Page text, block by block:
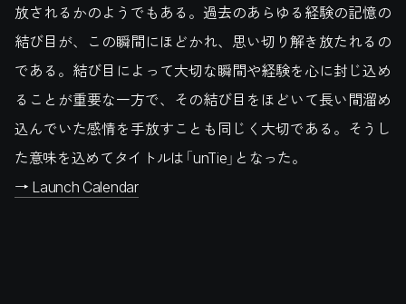
放されるかのようでもある。過去のあらゆる経験の記憶の
結び目が、この瞬間にほどかれ、思い切り解き放たれるの
である。結び目によって大切な瞬間や経験を心に封じ込め
ることが重要な一方で、その結び目をほどいて長い間溜め
込んでいた感情を手放すことも同じく大切である。そうし
た意味を込めてタイトルは「unTie」となった。
→ Launch Calendar